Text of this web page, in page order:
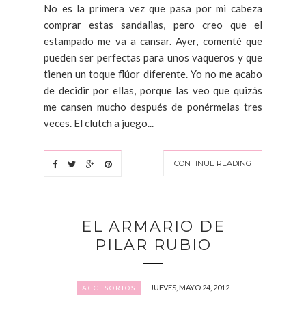
No es la primera vez que pasa por mi cabeza
comprar estas sandalias, pero creo que el
estampado me va a cansar. Ayer, comenté que
pueden ser perfectas para unos vaqueros y que
tienen un toque flúor diferente. Yo no me acabo
de decidir por ellas, porque las veo que quizás
me cansen mucho después de ponérmelas tres
veces. El clutch a juego...
CONTINUE READING
EL ARMARIO DE
PILAR RUBIO
ACCESORIOS JUEVES, MAYO 24, 2012